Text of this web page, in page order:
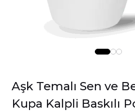
Aşk Temalı Sen ve
Kupa Kalpli Baskılı